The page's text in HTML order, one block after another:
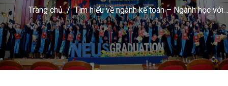
Trang chủ / Tìm hiểu về ngành kế toán – Ngành học với
những con số